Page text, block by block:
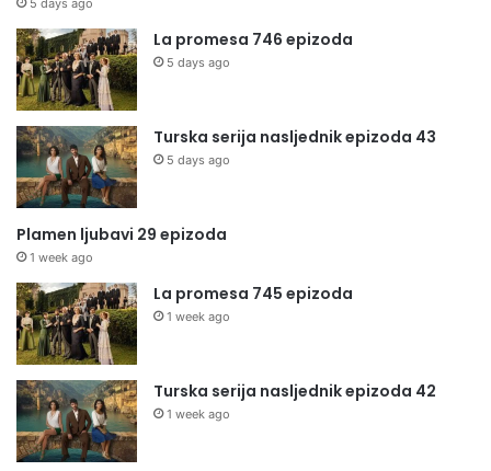
5 days ago
La promesa 746 epizoda
5 days ago
Turska serija nasljednik epizoda 43
5 days ago
Plamen ljubavi 29 epizoda
1 week ago
La promesa 745 epizoda
1 week ago
Turska serija nasljednik epizoda 42
1 week ago